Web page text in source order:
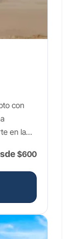
con
en la
la
Gran
la
$600